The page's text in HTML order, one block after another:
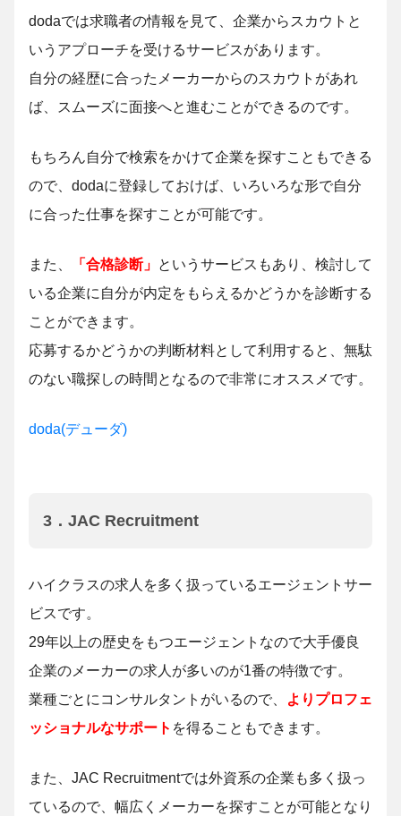
dodaでは求職者の情報を見て、企業からスカウトと
いうアプローチを受けるサービスがあります。
自分の経歴に合ったメーカーからのスカウトがあれ
ば、スムーズに面接へと進むことができるのです。
もちろん自分で検索をかけて企業を探すこともできる
ので、dodaに登録しておけば、いろいろな形で自分
に合った仕事を探すことが可能です。
また、 「合格診断」 というサービスもあり、検討して
いる企業に自分が内定をもらえるかどうかを診断する
ことができます。
応募するかどうかの判断材料として利用すると、無駄
のない職探しの時間となるので非常にオススメです。
doda(デューダ)
3．JAC Recruitment
ハイクラスの求人を多く扱っているエージェントサー
ビスです。
29年以上の歴史をもつエージェントなので大手優良
企業のメーカーの求人が多いのが1番の特徴です。
業種ごとにコンサルタントがいるので、
よりプロフェ
ッショナルなサポート を得ることもできます。
また、JAC Recruitmentでは外資系の企業も多く扱っ
ているので、幅広くメーカーを探すことが可能となり